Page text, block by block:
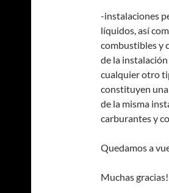
-instalaciones
líquidos, así
combustibles y
de la
cualquier otro
constituyen
de la misma
carburantes y
Quedamos a
Muchas gracias!